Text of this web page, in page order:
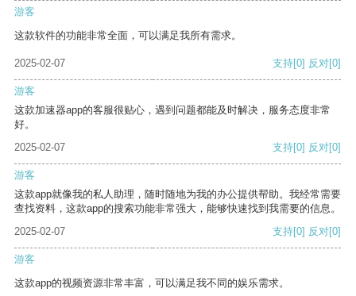
游客
这款软件的功能非常全面，可以满足我所有需求。
2025-02-07 支持[0] 反对[0]
游客
这款加速器app的客服很贴心，遇到问题都能及时解决，服务态度非常
好。
2025-02-07
支持[0] 反对[0]
游客
这款app就像我的私人助理，随时随地为我的办公提供帮助。我经常需要
查找资料，这款app的搜索功能非常强大，能够快速找到我需要的信息。
2025-02-07
支持[0] 反对[0]
游客
这款app的视频资源非常丰富，可以满足我不同的娱乐需求。